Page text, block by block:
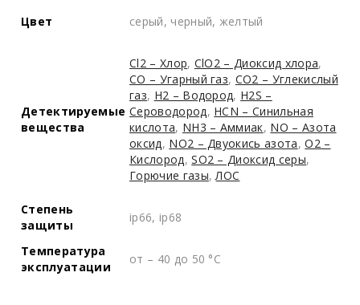
Цвет серый, черный, желтый
Детектируемые
вещества
Cl2 – Хлор, ClO2 – Диоксид хлора,
CO – Угарный газ, CO2 – Углекислый
газ, H2 – Водород, H2S –
Сероводород, HCN – Синильная
кислота, NH3 – Аммиак, NO – Азота
оксид, NO2 – Двуокись азота,O2 –
Кислород,SO2 – Диоксид серы,
Горючие газы, ЛОС
Степень
защиты
ip66, ip68
Температура
эксплуатации
от – 40 до 50 °C